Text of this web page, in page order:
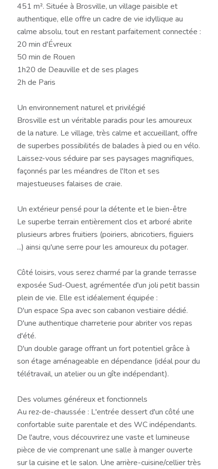
451 m². Située à Brosville, un village paisible et
authentique, elle offre un cadre de vie idyllique au
calme absolu, tout en restant parfaitement connectée :
20 min d'Évreux
50 min de Rouen
1h20 de Deauville et de ses plages
2h de Paris
Un environnement naturel et privilégié
Brosville est un véritable paradis pour les amoureux
de la nature. Le village, très calme et accueillant, offre
de superbes possibilités de balades à pied ou en vélo.
Laissez-vous séduire par ses paysages magnifiques,
façonnés par les méandres de l'Iton et ses
majestueuses falaises de craie.
Un extérieur pensé pour la détente et le bien-être
Le superbe terrain entièrement clos et arboré abrite
plusieurs arbres fruitiers (poiriers, abricotiers, figuiers
...) ainsi qu'une serre pour les amoureux du potager.
Côté loisirs, vous serez charmé par la grande terrasse
exposée Sud-Ouest, agrémentée d'un joli petit bassin
plein de vie. Elle est idéalement équipée :
D'un espace Spa avec son cabanon vestiaire dédié.
D'une authentique charreterie pour abriter vos repas
d'été.
D'un double garage offrant un fort potentiel grâce à
son étage aménageable en dépendance (idéal pour du
télétravail, un atelier ou un gîte indépendant).
Des volumes généreux et fonctionnels
Au rez-de-chaussée : L'entrée dessert d'un côté une
confortable suite parentale et des WC indépendants.
De l'autre, vous découvrirez une vaste et lumineuse
pièce de vie comprenant une salle à manger ouverte
sur la cuisine et le salon. Une arrière-cuisine/cellier très